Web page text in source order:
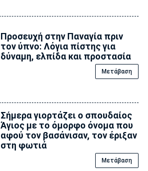
Προσευχή στην Παναγία πριν
τον ύπνο: Λόγια πίστης για
δύναμη, ελπίδα και προστασία
Μετάβαση
Σήμερα γιορτάζει ο σπουδαίος
Άγιος με το όμορφο όνομα που
αφού τον βασάνισαν, τον έριξαν
στη φωτιά
Μετάβαση